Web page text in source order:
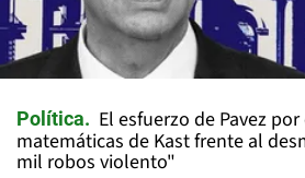
Política
El esfuerzo de Pavez
matemáticas de Kast frente al
mil robos violento"